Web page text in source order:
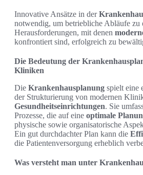
Innovative Ansätze in der
notwendig, um betriebliche Abläufe zu
Herausforderungen, mit denen
konfrontiert sind, erfolgreich zu
Die Bedeutung der
Kliniken
Die Krankenhausplanung spielt eine
der Strukturierung von modernen
Gesundheitseinrichtungen. Sie
Prozesse, die auf eine optimale
physische sowie organisatorische
Ein gut durchdachter Plan kann die
die Patientenversorgung erheblich
Was versteht man unter